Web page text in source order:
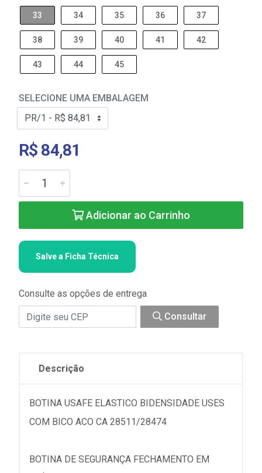
33 34 35 36 37
38 39 40 41 42
43 44 45
SELECIONE UMA EMBALAGEM
R$ 84,81
Adicionar ao Carrinho
Salve a Ficha Técnica
Consulte as opções de entrega
Consultar
Descrição
BOTINA USAFE ELASTICO BIDENSIDADE USES
COM BICO ACO CA 28511/28474
BOTINA DE SEGURANÇA FECHAMENTO EM